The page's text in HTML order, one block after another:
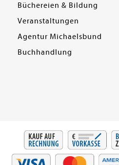
Büchereien & Bildung
Veranstaltungen
Agentur Michaelsbund
Buchhandlung